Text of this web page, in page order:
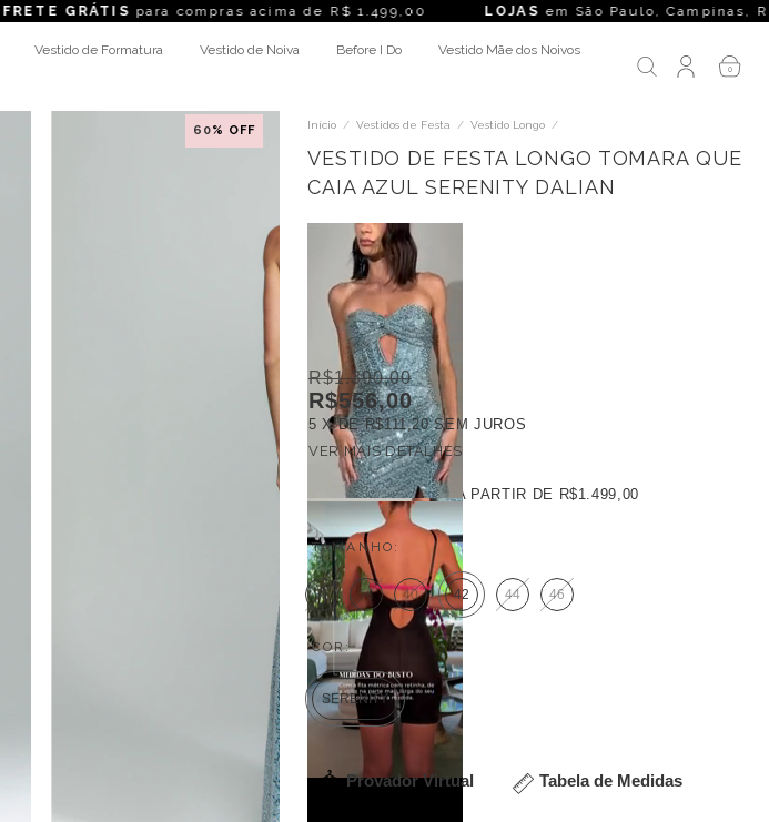
para compras acima de R$ 1.499,00LOJAS em São Paulo, Campinas, Rio de Janeiro,
Vestido de Formatura Vestido de Noiva Before I Do Vestido Mãe dos Noivos
0
60% OFF Início / Vestidos de Festa / Vestido Longo /
VESTIDO DE FESTA LONGO TOMARA QUE
CAIA AZUL SERENITY DALIAN
R$1.390,00
R$556,00
5 X DER$111,20 SEM JUROS
VER MAIS DETALHES
FRETE GRÁTISA PARTIR DE R$1.499,00
TAMANHO:
36 38 40 42 44 46
COR:
SERENITY
Provador Virtual Tabela de Medidas